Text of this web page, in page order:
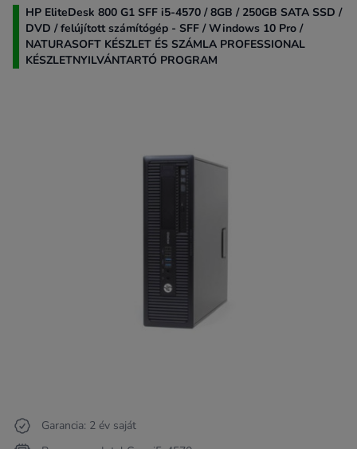
HP EliteDesk 800 G1 SFF i5-4570 / 8GB / 250GB SATA SSD /
DVD / felújított számítógép - SFF / Windows 10 Pro /
NATURASOFT KÉSZLET ÉS SZÁMLA PROFESSIONAL
KÉSZLETNYILVÁNTARTÓ PROGRAM
Garancia: 2 év saját